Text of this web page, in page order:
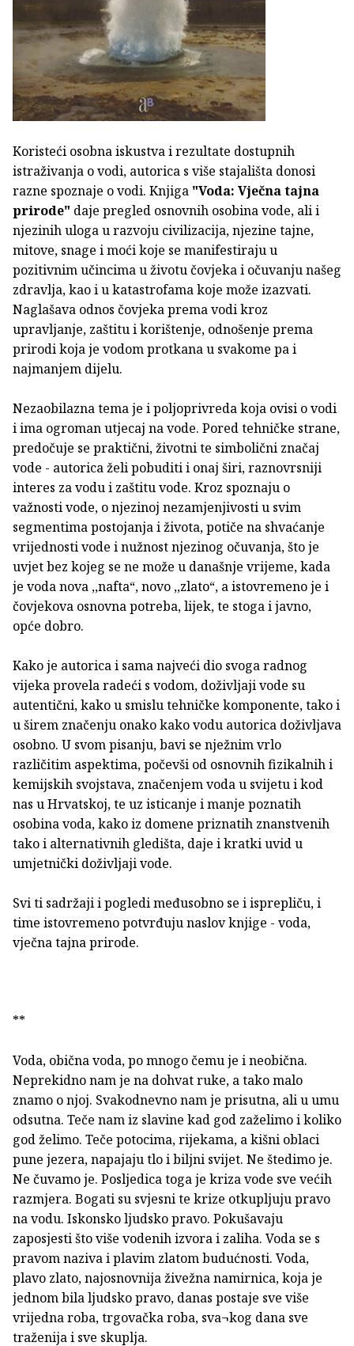
Koristeći osobna iskustva i rezultate dostupnih
istraživanja o vodi, autorica s više stajališta donosi
razne spoznaje o vodi. Knjiga "Voda: Vječna tajna
prirode" daje pregled osnovnih osobina vode, ali i
njezinih uloga u razvoju civilizacija, njezine tajne,
mitove, snage i moći koje se manifestiraju u
pozitivnim učincima u životu čovjeka i očuvanju našeg
zdravlja, kao i u katastrofama koje može izazvati.
Naglašava odnos čovjeka prema vodi kroz
upravljanje, zaštitu i korištenje, odnošenje prema
prirodi koja je vodom protkana u svakome pa i
najmanjem dijelu.
Nezaobilazna tema je i poljoprivreda koja ovisi o vodi
i ima ogroman utjecaj na vode. Pored tehničke strane,
predočuje se praktični, životni te simbolični značaj
vode - autorica želi pobuditi i onaj širi, raznovrsniji
interes za vodu i zaštitu vode. Kroz spoznaju o
važnosti vode, o njezinoj nezamjenjivosti u svim
segmentima postojanja i života, potiče na shvaćanje
vrijednosti vode i nužnost njezinog očuvanja, što je
uvjet bez kojeg se ne može u današnje vrijeme, kada
je voda nova ,,nafta“, novo ,,zlato“, a istovremeno je i
čovjekova osnovna potreba, lijek, te stoga i javno,
opće dobro.
Kako je autorica i sama najveći dio svoga radnog
vijeka provela radeći s vodom, doživljaji vode su
autentični, kako u smislu tehničke komponente, tako i
u širem značenju onako kako vodu autorica doživljava
osobno. U svom pisanju, bavi se nježnim vrlo
različitim aspektima, počevši od osnovnih fizikalnih i
kemijskih svojstava, značenjem voda u svijetu i kod
nas u Hrvatskoj, te uz isticanje i manje poznatih
osobina voda, kako iz domene priznatih znanstvenih
tako i alternativnih gledišta, daje i kratki uvid u
umjetnički doživljaji vode.
Svi ti sadržaji i pogledi međusobno se i isprepliču, i
time istovremeno potvrđuju naslov knjige - voda,
vječna tajna prirode.
**
Voda, obična voda, po mnogo čemu je i neobična.
Neprekidno nam je na dohvat ruke, a tako malo
znamo o njoj. Svakodnevno nam je prisutna, ali u umu
odsutna. Teče nam iz slavine kad god zaželimo i koliko
god želimo. Teče potocima, rijekama, a kišni oblaci
pune jezera, napajaju tlo i biljni svijet. Ne štedimo je.
Ne čuvamo je. Posljedica toga je kriza vode sve većih
razmjera. Bogati su svjesni te krize otkupljuju pravo
na vodu. Iskonsko ljudsko pravo. Pokušavaju
zaposjesti što više vodenih izvora i zaliha. Voda se s
pravom naziva i plavim zlatom budućnosti. Voda,
plavo zlato, najosnovnija živežna namirnica, koja je
jednom bila ljudsko pravo, danas postaje sve više
vrijedna roba, trgovačka roba, sva¬kog dana sve
traženija i sve skuplja.